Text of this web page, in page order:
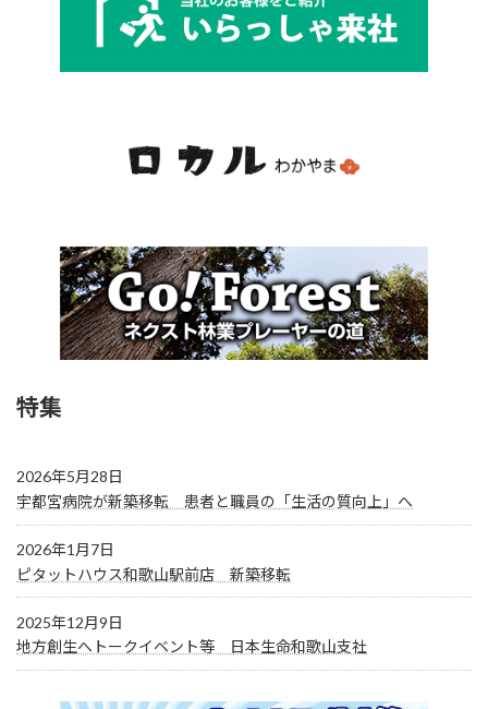
特集
2026年5月28日
宇都宮病院が新築移転 患者と職員の「生活の質向上」へ
2026年1月7日
ピタットハウス和歌山駅前店 新築移転
2025年12月9日
地方創生へトークイベント等 日本生命和歌山支社